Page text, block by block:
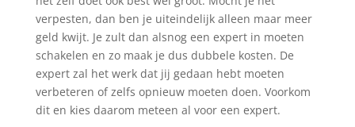
verpesten, dan ben je uiteindelijk alleen maar meer
geld kwijt. Je zult dan alsnog een expert in moeten
schakelen en zo maak je dus dubbele kosten. De
expert zal het werk dat jij gedaan hebt moeten
verbeteren of zelfs opnieuw moeten doen. Voorkom
dit en kies daarom meteen al voor een expert.